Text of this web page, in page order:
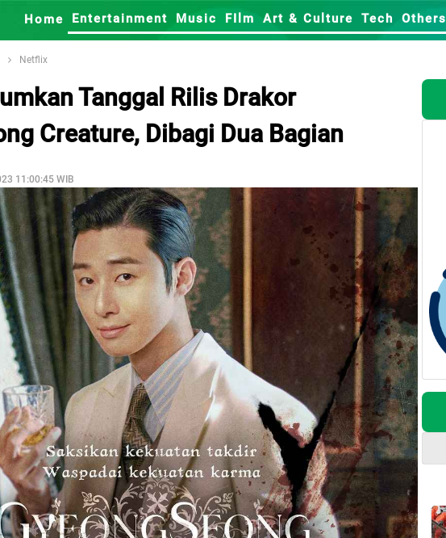
Home Entertainment Music FIlm Art & Culture Tech Others
Netflix
Tanggal Rilis Drakor
Creature, Dibagi Dua Bagian
11:00:45 WIB